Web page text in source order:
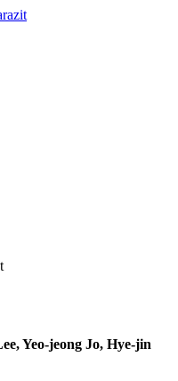
Yeo-jeong Jo, Hye-jin